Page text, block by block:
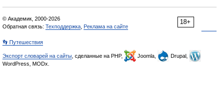
18+
© Академик, 2000-2026
Обратная связь: Техподдержка Реклама на сайте
👣 Путешествия
Экспорт словарей на сайты , сделанные на PHP, Joomla,
Drupal,
WordPress, MODx.